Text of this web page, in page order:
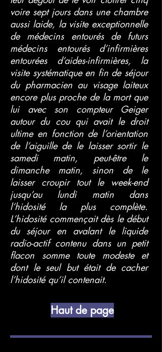
voire sept jours dans une chambre
aussi laide, la visite exceptionnelle
de médecins entourés de futurs
médecins entourés d’infirmières
entourées d’aides-infirmières, la
visite systématique en fin de séjour
du pharmacien au visage laiteux
encore plus proche de la mort que
lui avec son compteur Geiger
autour du cou qui avait le droit
ultime en fonction de l’orientation
de l’aiguille de le laisser sortir le
samedi matin, peut-être le
dimanche matin, sinon de le
laisser croupir tout le week-end
jusqu’au lundi matin dans
l’hidosité la plus complète.
L’hidosité commençait dès le début
du séjour en avalant le liquide
radio-actif contenu dans un petit
flacon somme toute modeste et
dont le seul but était de cacher
l’hidosité qu’il contenait.
Haut de page